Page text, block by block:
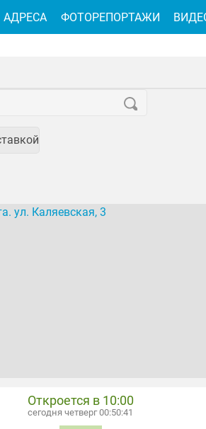
Откроется в 10:00
сегодня четверг 00:50:41
АДРЕСА ФОТОРЕПОРТАЖИ